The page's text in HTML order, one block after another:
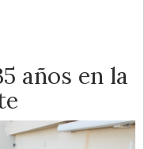
años en la